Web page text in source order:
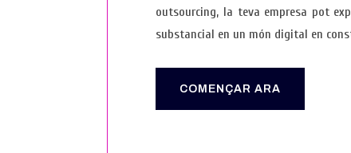
outsourcing, la teva empresa pot
substancial en un món digital en
COMENÇAR ARA